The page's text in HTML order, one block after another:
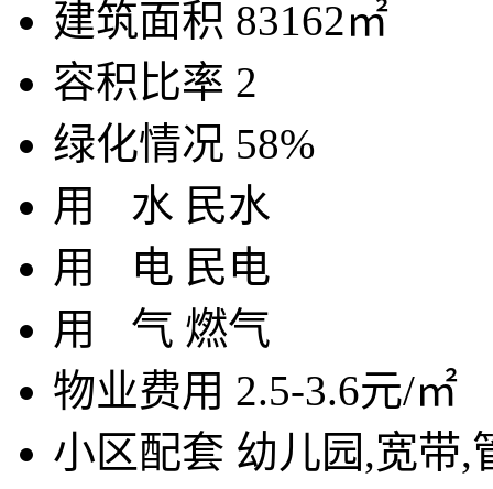
建筑面积 83162㎡
容积比率 2
绿化情况 58%
用 水 民水
用
电 民电
用 气 燃气
物业费用 2.5-3.6元/㎡
小区配套 幼儿园,宽带,